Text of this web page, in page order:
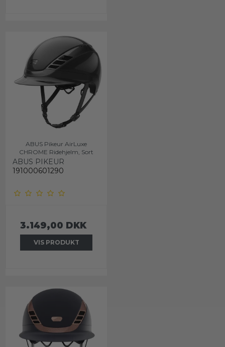
ABUS Pikeur AirLuxe
CHROME Ridehjelm, Sort
ABUS PIKEUR
191000601290
3.149,00 DKK
VIS PRODUKT